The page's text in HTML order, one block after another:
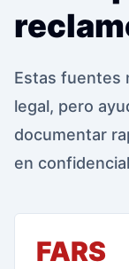
Estas fuentes
legal, pero
documentar
en
FARS